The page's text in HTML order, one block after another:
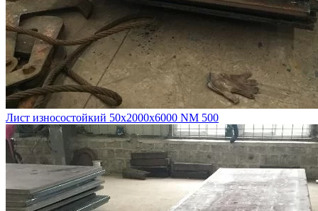
Лист износостойкий 50х2000х6000 NM 500